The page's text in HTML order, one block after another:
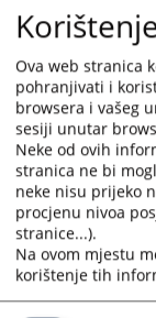
strane USAID-a JSDP
Ova web stranica
pohranjivati i
browsera i vašeg
sesiji unutar
Neke od ovih
stranica ne bi
neke nisu prijeko
procjenu nivoa
stranice...).
Na ovom mjestu
korištenje tih